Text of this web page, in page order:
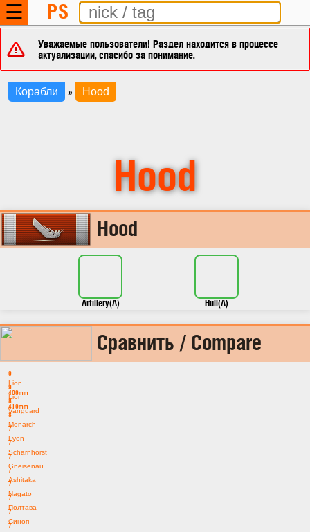
☰ PS
Уважаемые пользователи! Раздел находится в процессе
актуализации, спасибо за понимание.
Корабли » Hood
Hood
Hood
Artillery(A) Hull(A)
Сравнить / Compare
9
Lion
406mm
9
Lion
419mm
8
Vanguard
8
Monarch
7
Lyon
7
Scharnhorst
7
Gneisenau
7
Ashitaka
7
Nagato
7
Полтава
7
Синоп
7